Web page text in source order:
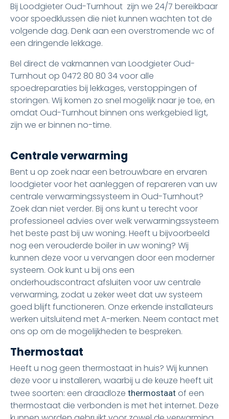
Bij Loodgieter Oud-Turnhout zijn we 24/7 bereikbaar
voor spoedklussen die niet kunnen wachten tot de
volgende dag. Denk aan een overstromende wc of
een dringende lekkage.
Bel direct de vakmannen van Loodgieter Oud-
Turnhout op 0472 80 80 34 voor alle
spoedreparaties bij lekkages, verstoppingen of
storingen. Wij komen zo snel mogelijk naar je toe, en
omdat Oud-Turnhout binnen ons werkgebied ligt,
zijn we er binnen no-time.
Centrale verwarming
Bent u op zoek naar een betrouwbare en ervaren
loodgieter voor het aanleggen of repareren van uw
centrale verwarmingssysteem in Oud-Turnhout?
Zoek dan niet verder. Bij ons kunt u terecht voor
professioneel advies over welk verwarmingssysteem
het beste past bij uw woning. Heeft u bijvoorbeeld
nog een verouderde boiler in uw woning? Wij
kunnen deze voor u vervangen door een moderner
systeem. Ook kunt u bij ons een
onderhoudscontract afsluiten voor uw centrale
verwarming, zodat u zeker weet dat uw systeem
goed blijft functioneren. Onze erkende installateurs
werken uitsluitend met A-merken. Neem contact met
ons op om de mogelijkheden te bespreken.
Thermostaat
Heeft u nog geen thermostaat in huis? Wij kunnen
deze voor u installeren, waarbij u de keuze heeft uit
twee soorten: een draadloze thermostaat of een
thermostaat die verbonden is met het internet. Deze